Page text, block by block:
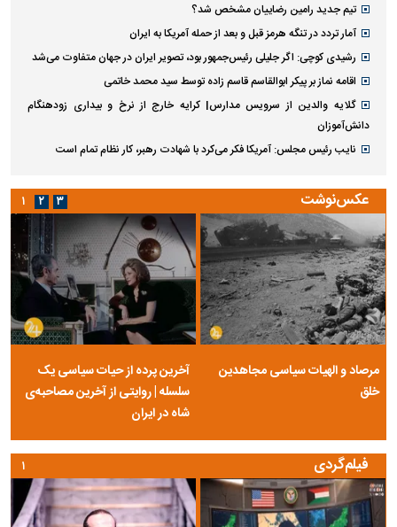
تیم جدید رامین رضاییان مشخص شد؟
آمار تردد در تنگه هرمز قبل و بعد از حمله آمریکا به ایران
رشیدی کوچی: اگر جلیلی رئیس‌جمهور بود، تصویر ایران در جهان متفاوت می‌شد
اقامه نماز بر پیکر ابوالقاسم قاسم زاده توسط سید محمد خاتمی
گلایه والدین از سرویس مدارس| کرایه خارج از نرخ و بیداری زودهنگام
دانش‌آموزان
نایب رئیس مجلس: آمریکا فکر می‌کرد با شهادت رهبر، کار نظام تمام است
عکس‌نوشت
مرصاد و الهیات سیاسی مجاهدین
خلق
آخرین پرده از حیات سیاسی یک
سلسله | روایتی از آخرین مصاحبه‌ی
شاه در ایران
۱ ۲ ۳
فیلم‌گردی ۱